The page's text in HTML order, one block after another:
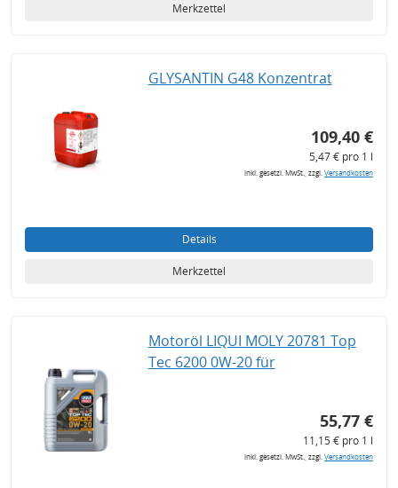
Merkzettel
GLYSANTIN G48 Konzentrat
109,40 €
5,47 € pro 1 l
inkl. gesetzl. MwSt., zzgl.Versandkosten
Details
Merkzettel
Motoröl LIQUI MOLY 20781 Top
Tec 6200 0W-20 für
55,77 €
11,15 € pro 1 l
inkl. gesetzl. MwSt., zzgl.Versandkosten